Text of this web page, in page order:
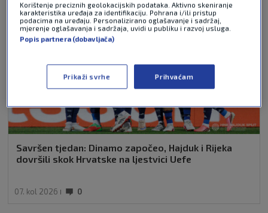
Savršen tjedan: Dinamo započeo, Hajduk i Rijeka
dovršili skok Hrvatske na ljestvici Uefe
07. kol 2026 0
Korištenje preciznih geolokacijskih podataka. Aktivno skeniranje
karakteristika uređaja za identifikaciju. Pohrana i/ili pristup
podacima na uređaju. Personalizirano oglašavanje i sadržaj,
mjerenje oglašavanja i sadržaja, uvidi u publiku i razvoj usluga.
Popis partnera (dobavljača)
Prikaži svrhe Prihvaćam